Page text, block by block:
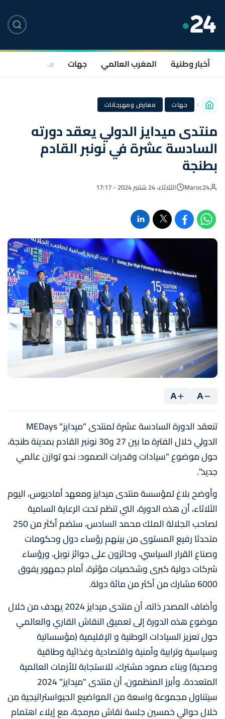
أخبار وطنية المغرب العالمي جهات سياسة
جهات · معارض ومهرجانات
منتدى ميدايز الدولي يعقد دورته
السادسة عشرة في نونبر القادم
بطنجة
Maroc24 الثلاثاء، 24 شتنبر 2024 - 17:17
A
A
تنعقد الدورة السادسة عشرة لمنتدى "ميدايز" MEDays
الدولي خلال الفترة ما بين 27 و30 نونبر القادم بمدينة طنجة،
حول موضوع "سيادات وقدرات الصمود: نحو توازن عالمي
جديد".
وأوضح بلاغ لمؤسسة منتدى ميدايز ومعهد أماديوس، اليوم
الثلاثاء، أن هذه الدورة، التي تنظم تحت الرعاية السامية
لصاحب الجلالة الملك محمد السادس، ستضم أكثر من 250
متحدثا رفيع المستوى من بينهم رؤساء دول وحكومات
وصناع القرار السياسي، وحائزون على جوائز نوبل، ورؤساء
شركات دولية كبرى وشخصيات مؤثرة، أمام جمهور يفوق
6000 مشارك من أكثر من مائة دولة.
وأضاف المصدر ذاته، أن منتدى ميدايز 2024 يهدف من خلال
موضوع هذه الدورة إلى تعميق النقاش القاري والعالمي
حول تعزيز السيادات الوطنية و الإقليمية (مؤسساتية
وسياسية وترابية وأمنية واقتصادية وغذائية وطاقية
وصحية) وبناء صمود مشترك، للاستجابة للأزمات العالمية
المتعددة. وأبرز المنظمون، أن منتدى "ميدايز" 2024
سيتناول مجموعة واسعة من المواضيع الجيواستراتيجية من
خلال حوالي خمسين جلسة نقاش مبرمجة، مع إيلاء اهتمام